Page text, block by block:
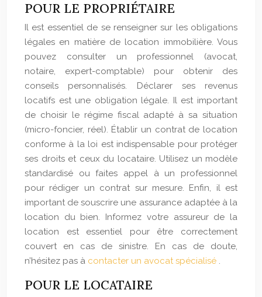
POUR LE PROPRIÉTAIRE
Il est essentiel de se renseigner sur les obligations
légales en matière de location immobilière. Vous
pouvez consulter un professionnel (avocat,
notaire, expert-comptable) pour obtenir des
conseils personnalisés. Déclarer ses revenus
locatifs est une obligation légale. Il est important
de choisir le régime fiscal adapté à sa situation
(micro-foncier, réel). Établir un contrat de location
conforme à la loi est indispensable pour protéger
ses droits et ceux du locataire. Utilisez un modèle
standardisé ou faites appel à un professionnel
pour rédiger un contrat sur mesure. Enfin, il est
important de souscrire une assurance adaptée à la
location du bien. Informez votre assureur de la
location est essentiel pour être correctement
couvert en cas de sinistre. En cas de doute,
n’hésitez pas à contacter un avocat spécialisé .
POUR LE LOCATAIRE